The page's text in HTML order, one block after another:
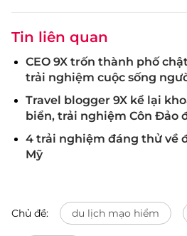
Tin liên quan
CEO 9X trốn thành phố
trải nghiệm cuộc sống
Travel blogger 9X kể lại
biển, trải nghiệm Côn Đảo
4 trải nghiệm đáng thử về
Mỹ
Chủ đề: du lịch mạo hiểm